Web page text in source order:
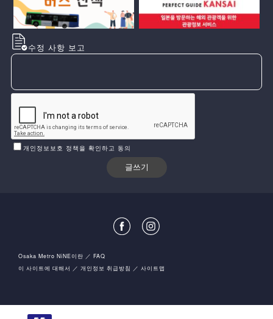
수정 사항 보고
개인정보보호 정책을 확인하고 동의
Osaka Metro NiNE이란
FAQ
이 사이트에 대해서
개인정보 취급방침 사이트맵